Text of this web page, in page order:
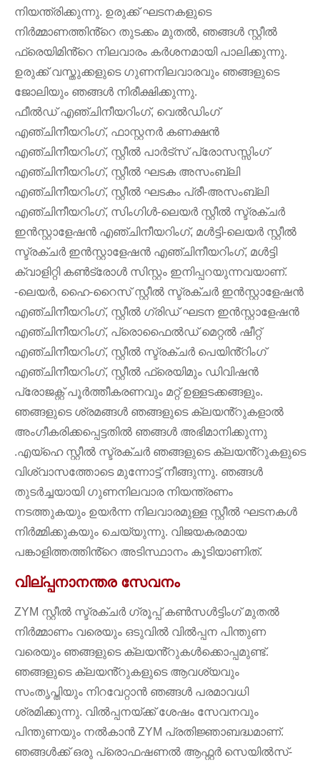
നിയന്ത്രിക്കുന്നു. ഉരുക്ക് ഘടനകളുടെ
നിർമ്മാണത്തിൻ്റെ തുടക്കം മുതൽ, ഞങ്ങൾ സ്റ്റീൽ
ഫ്രെയിമിൻ്റെ നിലവാരം കർശനമായി പാലിക്കുന്നു.
ഉരുക്ക് വസ്തുക്കളുടെ ഗുണനിലവാരവും ഞങ്ങളുടെ
ജോലിയും ഞങ്ങൾ നിരീക്ഷിക്കുന്നു.
ഫീൽഡ് എഞ്ചിനീയറിംഗ്, വെൽഡിംഗ്
എഞ്ചിനീയറിംഗ്, ഫാസ്റ്റനർ കണക്ഷൻ
എഞ്ചിനീയറിംഗ്, സ്റ്റീൽ പാർട്സ് പ്രോസസ്സിംഗ്
എഞ്ചിനീയറിംഗ്, സ്റ്റീൽ ഘടക അസംബ്ലി
എഞ്ചിനീയറിംഗ്, സ്റ്റീൽ ഘടകം പ്രീ-അസംബ്ലി
എഞ്ചിനീയറിംഗ്, സിംഗിൾ-ലെയർ സ്റ്റീൽ സ്ട്രക്ചർ
ഇൻസ്റ്റാളേഷൻ എഞ്ചിനീയറിംഗ്, മൾട്ടി-ലെയർ സ്റ്റീൽ
സ്ട്രക്ചർ ഇൻസ്റ്റാളേഷൻ എഞ്ചിനീയറിംഗ്, മൾട്ടി
ക്വാളിറ്റി കൺട്രോൾ സിസ്റ്റം ഇനിപ്പറയുന്നവയാണ്.
-ലെയർ, ഹൈ-റൈസ് സ്റ്റീൽ സ്ട്രക്ചർ ഇൻസ്റ്റാളേഷൻ
എഞ്ചിനീയറിംഗ്, സ്റ്റീൽ ഗ്രിഡ് ഘടന ഇൻസ്റ്റാളേഷൻ
എഞ്ചിനീയറിംഗ്, പ്രൊഫൈൽഡ് മെറ്റൽ ഷീറ്റ്
എഞ്ചിനീയറിംഗ്, സ്റ്റീൽ സ്ട്രക്ചർ പെയിൻ്റിംഗ്
എഞ്ചിനീയറിംഗ്, സ്റ്റീൽ ഫ്രെയിമും ഡിവിഷൻ
പ്രോജക്റ്റ് പൂർത്തീകരണവും മറ്റ് ഉള്ളടക്കങ്ങളും.
ഞങ്ങളുടെ ശ്രമങ്ങൾ ഞങ്ങളുടെ ക്ലയൻ്റുകളാൽ
അംഗീകരിക്കപ്പെട്ടതിൽ ഞങ്ങൾ അഭിമാനിക്കുന്നു
.എയ്ഹെ സ്റ്റീൽ സ്ട്രക്ചർ ഞങ്ങളുടെ ക്ലയൻ്റുകളുടെ
വിശ്വാസത്തോടെ മുന്നോട്ട് നീങ്ങുന്നു. ഞങ്ങൾ
തുടർച്ചയായി ഗുണനിലവാര നിയന്ത്രണം
നടത്തുകയും ഉയർന്ന നിലവാരമുള്ള സ്റ്റീൽ ഘടനകൾ
നിർമ്മിക്കുകയും ചെയ്യുന്നു. വിജയകരമായ
പങ്കാളിത്തത്തിൻ്റെ അടിസ്ഥാനം കൂടിയാണിത്.
വില്പ്പനാനന്തര സേവനം
ZYM സ്റ്റീൽ സ്ട്രക്ചർ ഗ്രൂപ്പ് കൺസൾട്ടിംഗ് മുതൽ
നിർമ്മാണം വരെയും ഒടുവിൽ വിൽപ്പന പിന്തുണ
വരെയും ഞങ്ങളുടെ ക്ലയൻ്റുകൾക്കൊപ്പമുണ്ട്.
ഞങ്ങളുടെ ക്ലയൻ്റുകളുടെ ആവശ്യവും
സംതൃപ്തിയും നിറവേറ്റാൻ ഞങ്ങൾ പരമാവധി
ശ്രമിക്കുന്നു. വിൽപ്പനയ്ക്ക് ശേഷം സേവനവും
പിന്തുണയും നൽകാൻ ZYM പ്രതിജ്ഞാബദ്ധമാണ്.
ഞങ്ങൾക്ക് ഒരു പ്രൊഫഷണൽ ആഫ്റ്റർ സെയിൽസ്-